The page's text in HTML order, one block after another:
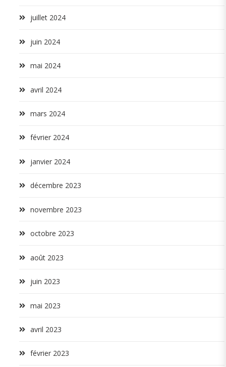
juillet 2024
juin 2024
mai 2024
avril 2024
mars 2024
février 2024
janvier 2024
décembre 2023
novembre 2023
octobre 2023
août 2023
juin 2023
mai 2023
avril 2023
février 2023